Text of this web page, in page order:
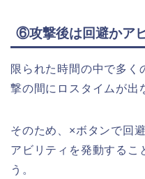
⑥攻撃後は回避かア
限られた時間の中で多く
撃の間にロスタイムが出
そのため、×ボタンで回
アビリティを発動するこ
う。